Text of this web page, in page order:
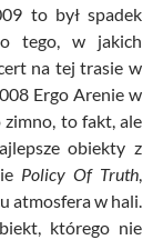
to był spadek
tego, w jakich
na tej trasie w
Ergo Arenie w
zimno, to fakt, ale
obiekty z
Policy Of Truth,
atmosfera w hali.
którego nie